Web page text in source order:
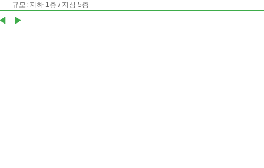
규모: 지하 1층 / 지상 5층